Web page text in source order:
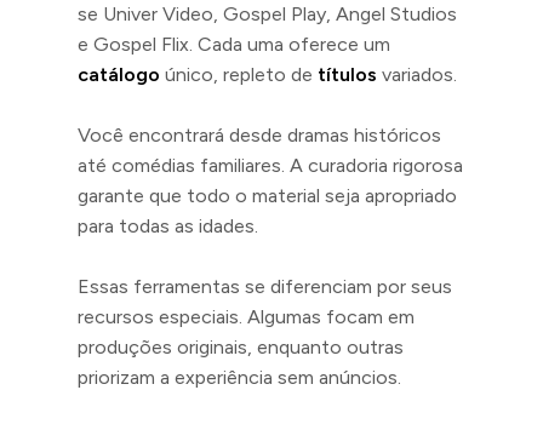
se Univer Video, Gospel Play, Angel Studios
e Gospel Flix. Cada uma oferece um
catálogo único, repleto de títulos variados.
Você encontrará desde dramas históricos
até comédias familiares. A curadoria rigorosa
garante que todo o material seja apropriado
para todas as idades.
Essas ferramentas se diferenciam por seus
recursos especiais. Algumas focam em
produções originais, enquanto outras
priorizam a experiência sem anúncios.